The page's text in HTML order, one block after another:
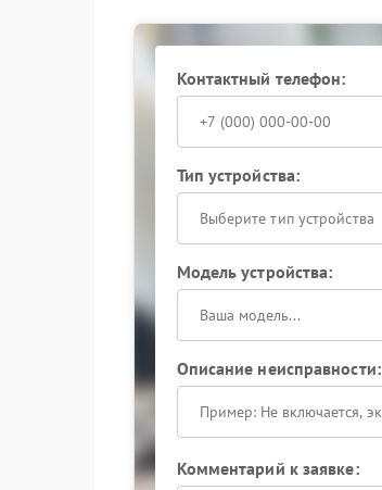
Контактный телефон:
Тип устройства:
Выберите тип устройства
Модель устройства:
Описание неисправности:
Комментарий к заявке: